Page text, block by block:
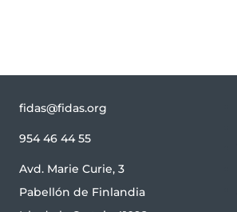
fidas@fidas.org
954 46 44 55
Avd. Marie Curie, 3
Pabellón de Finlandia